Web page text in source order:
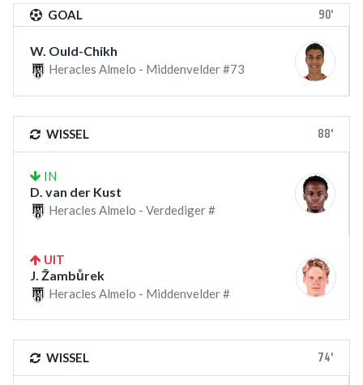
GOAL 90'
W. Ould-Chikh
Heracles Almelo - Middenvelder #73
WISSEL 88'
IN
D. van der Kust
Heracles Almelo - Verdediger #
UIT
J. Žambůrek
Heracles Almelo - Middenvelder #
WISSEL 74'